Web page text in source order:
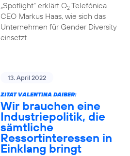
„Spotlight“ erklärt O2Telefónica
CEO Markus Haas, wie sich das
Unternehmen für Gender Diversity
einsetzt.
13. April 2022
ZITAT VALENTINA DAIBER:
Wir brauchen eine
Industriepolitik, die
sämtliche
Ressortinteressen in
Einklang bringt